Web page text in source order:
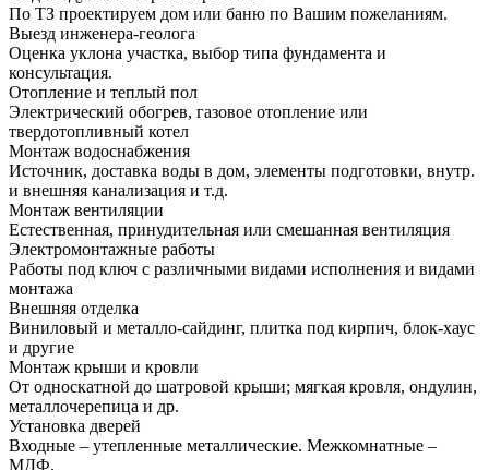
По ТЗ проектируем дом или баню по Вашим пожеланиям.
Выезд инженера-геолога
Оценка уклона участка, выбор типа фундамента и
консультация.
Отопление и теплый пол
Электрический обогрев, газовое отопление или
твердотопливный котел
Монтаж водоснабжения
Источник, доставка воды в дом, элементы подготовки, внутр.
и внешняя канализация и т.д.
Монтаж вентиляции
Естественная, принудительная или смешанная вентиляция
Электромонтажные работы
Работы под ключ с различными видами исполнения и видами
монтажа
Внешняя отделка
Виниловый и металло-сайдинг, плитка под кирпич, блок-хаус
и другие
Монтаж крыши и кровли
От односкатной до шатровой крыши; мягкая кровля, ондулин,
металлочерепица и др.
Установка дверей
Входные – утепленные металлические. Межкомнатные –
МДФ.